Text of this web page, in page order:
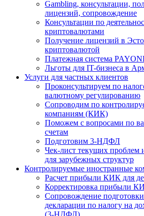
Gambling, консультации,
лицензий, сопровождение
Консультации по
криптовалютами
Получение лицензий в
криптовалютой
Платежная система
Льготы для IT-бизнеса в
Услуги для частных клиентов
Проконсультируем по
валютному регулированию
Сопроводим по
компаниям (КИК)
Поможем с вопросами по
счетам
Подготовим 3-НДФЛ
Чек-лист текущих проблем
для зарубежных структур
Контролируемые иностранные
Расчет прибыли КИК для
Корректировка прибыли
Сопровождение
декларации по налогу на
(3-НДФЛ)